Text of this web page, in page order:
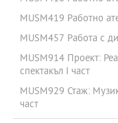
MUSM419 Работно
MUSM457 Работа с
MUSM914 Проект:
спектакъл I част
MUSM929 Стаж:
част